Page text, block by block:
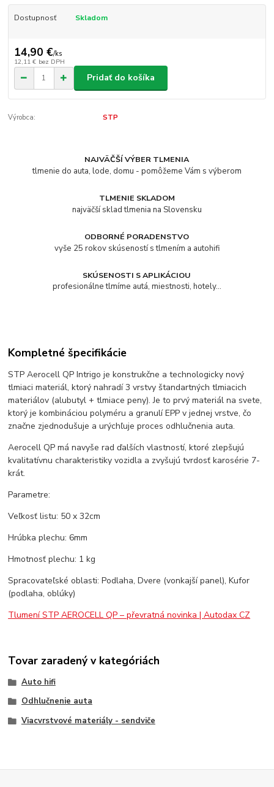
Dostupnosť Skladom
14,90 €/ks
12,11 € bez DPH
Pridať do košíka
Výrobca: STP
NAJVÄČŠÍ VÝBER TLMENIA
tlmenie do auta, lode, domu - pomôžeme Vám s výberom
TLMENIE SKLADOM
najväčší sklad tlmenia na Slovensku
ODBORNÉ PORADENSTVO
vyše 25 rokov skúseností s tlmením a autohifi
SKÚSENOSTI S APLIKÁCIOU
profesionálne tlmíme autá, miestnosti, hotely...
Kompletné špecifikácie
STP Aerocell QP Intrigo je konstrukčne a technologicky nový
tlmiaci materiál, ktorý nahradí 3 vrstvy štandartných tlmiacich
materiálov (alubutyl + tlmiace peny). Je to prvý materiál na svete,
ktorý je kombináciou polyméru a granulí EPP v jednej vrstve, čo
značne zjednodušuje a urýchľuje proces odhlučnenia auta.
Aerocell QP má navyše rad ďalších vlastností, ktoré zlepšujú
kvalitatívnu charakteristiky vozidla a zvyšujú tvrdosť karosérie 7-
krát.
Parametre:
Veľkosť listu: 50 x 32cm
Hrúbka plechu: 6mm
Hmotnosť plechu: 1 kg
Spracovateľské oblasti: Podlaha, Dvere (vonkajší panel), Kufor
(podlaha, oblúky)
Tlumení STP AEROCELL QP – převratná novinka | Autodax CZ
Tovar zaradený v kategóriách
Auto hifi
Odhlučnenie auta
Viacvrstvové materiály - sendviče